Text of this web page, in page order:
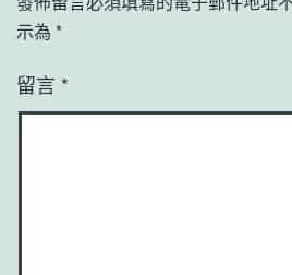
示為 *
留言 *